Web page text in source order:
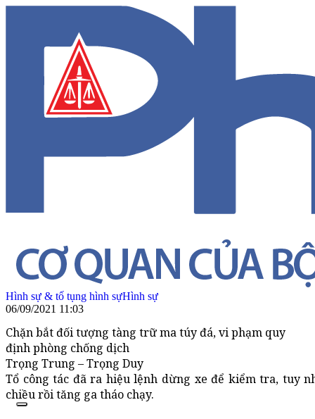
Hình sự & tố tụng hình sựHình sự
06/09/2021 11:03
Chặn bắt đối tượng tàng trữ ma túy đá, vi phạm quy
định phòng chống dịch
Trọng Trung – Trọng Duy
Tổ công tác đã ra hiệu lệnh dừng xe để kiểm tra, tuy
chiều rồi tăng ga tháo chạy.